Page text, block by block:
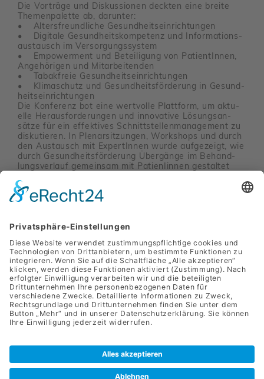
Die Vorträge und Diskus­sionen deckten eine breite
Themen­pa­lette ab, darunter:
• Alters­freund­liche Gesund­heits­ein­rich­tungen
• Digi­tale Gesund­heits­kom­pe­tenz und Infor­ma­ti­ons­
aus­tausch im Versor­gungs­system
• Empower­ment und Betei­li­gung von Pati­en­tInnen,
Ange­hö­rigen und Mitar­bei­tenden
• Tabak­freie Gesund­heits­ein­rich­tungen
• Klima­schutz und Gesund­heits­för­de­rung in Gesund­
heits­ein­rich­tungen
Die Konfe­renz bot eine wert­volle Platt­form, um aktu­
elle Heraus­for­de­rungen und inno­va­tive Lösungs­an­
sätze für ein effek­tives Schnitt­stel­len­ma­nage­ment zu
disku­tieren. In Plenar­sit­zungen, Work­shops und durch
den Austausch mit Exper­tInnen wurde aufge­zeigt, wie
durch Gesund­heits­för­de­rung Übergänge im Behand­
lungs­ver­lauf gemeinsam mit Pati­en­I­innen gestaltet
Gesund­heits­för­de­rung und Schnitt­stel­len­ma­nage­ment
mitein­ander verbunden sind und wie beide vonein­
Zurück
Privatklinik Leech GmbH
Hugo Wolf Gasse 2 - 4
8010 Graz
Barrie­re­freier Zugang
+43(0) 316 / 3632-0
office@privatklinik-leech.at
Presse
Impressum
Daten­schutz